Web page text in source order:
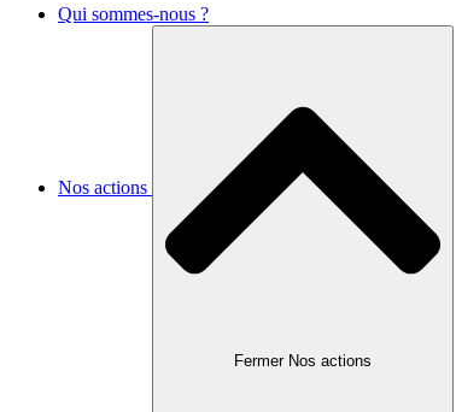
Qui sommes-nous ?
Nos actions
Fermer Nos actions